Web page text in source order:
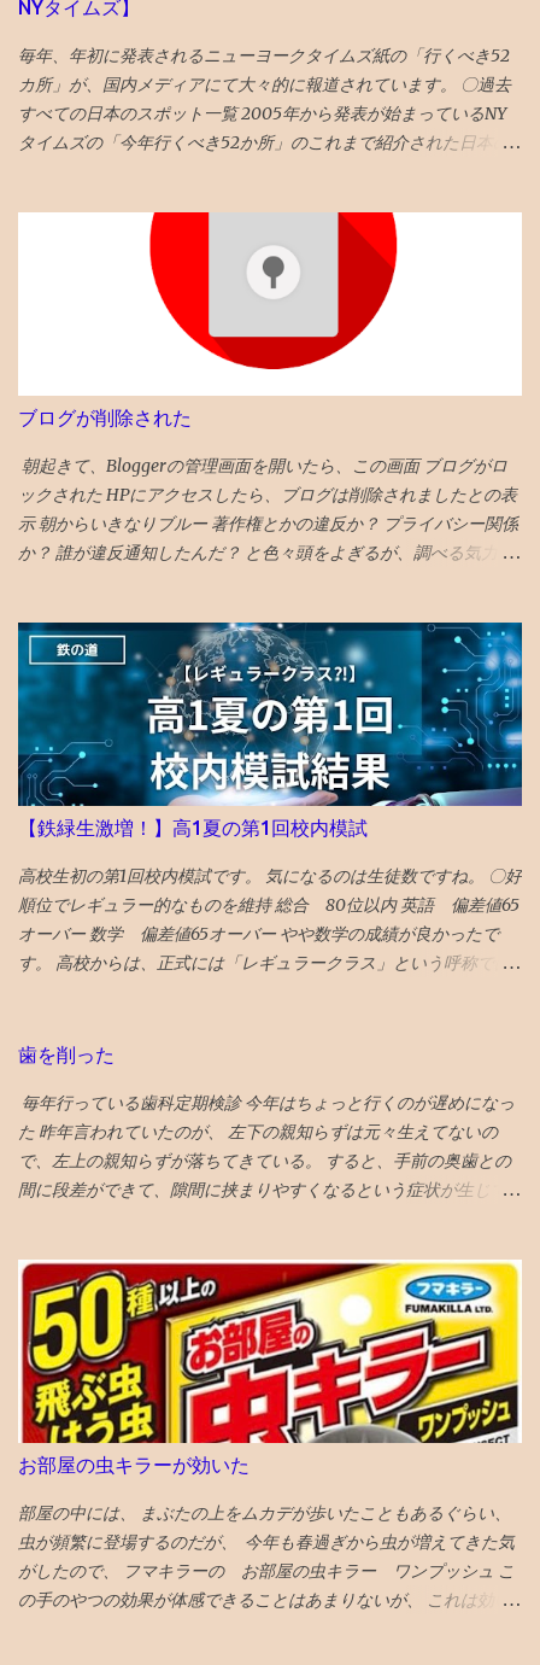
じかと 「 4年夏入塾偏差値42から1年間で成績どうなるか」 へ
NYタイムズ】
毎年、年初に発表されるニューヨークタイムズ紙の「行くべき52
カ所」が、国内メディアにて大々的に報道されています。 〇過去
すべての日本のスポット一覧 2005年から発表が始まっているNY
タイムズの「今年行くべき52か所」のこれまで紹介された日本の
崎 核の脅威が再度クローズアップされた時流を踏まえ、完全に破
壊された広島と異なり、市中心部が幸運にも残された長崎を’粘り
強く立ち直る都市’として選出。 駅前再開発 の完成、大徳寺の 大
クス 、 カステラ本家 福砂屋 、 コーヒー富士男 のミルクセーキ、
ジャズ喫茶マイルストーン、 グラバー園 、梅ヶ枝 焼餅 きく水
を紹介。 46位 沖縄 国際イベントや災害復興の観点を踏まえて
選出される「５２箇所」なので、 火災から復興した 首里城 の秋の
再オープンを紹介。 秋まで待てない人は、 琉球ランタンフェステ
ィバル や 伊江島ゆり祭り へ！とのこと 全文読めるギフトリンク
2026記事 〇2025年 30位 富山 出典：NYタイムズHP 2025年に
行くべき旅行先の 30番目に能登の玄関口 であり地震豪雨災害から
の復興として観光誘致を進めている 富山 がランクイン。 文化豊か
インバーのアルプ、おでん屋さんの飛騨、カレー屋のスズキー
マ、珈琲駅ブルートレイン、ジャズバーのハナミズキノヘヤを紹
介。 （下記ギフトリンクの記事中にグーグルマップへのリンクあ
り） NYタイムズ紙は選出にあたり、国際イベント開催や災害復興
の観点を踏まえているとのことです。 38位 大阪 食と商のまち
大阪の革新的プロジェクトとして、 グラングリーン 大阪（公園）
を紹介。 ウォルドール・アストリアホテル、フォーシーズンズホ
テル、万博の開催のほか、進歩主義的都市としてLGBTQ＋のコミ
ュニティセンターであるプライドセンターを紹介。 ギフトリンク
なので全文読めます→ 2025年に行くべき52カ所の英語記事全文 〇
2024年 3位 山口 また、NYタイムズHP画像に明示されている数
字（下に引用している山口の場合は...
ブログが削除された
朝起きて、Bloggerの管理画面を開いたら、この画面 ブログがロ
ックされた HPにアクセスしたら、ブログは削除されましたとの表
示 朝からいきなりブルー 著作権とかの違反か？ プライバシー関係
か？ 誰が違反通知したんだ？ と色々頭をよぎるが、調べる気力が
た写真に何か埋め込まれていたのか、htmlコードを貼り付けたの
で何か入っていたのか と一瞬思ったが、 そもそも記事作成画面に
一切アクセスできないので、修正もできないため、放置。 データ
全部とんだと思いブルーな気分。 最近は見た映画の備忘録と化し
ていたが、備忘録がなくなると困る。 ケチらずにワードプレスに
しておくべきだったかと若干後悔 昼飯食いながらネットで調べる
どうやら、Googleのボットが自動で巡回して判定していて、 大量
の誤判定ロック（削除）が５年に一回ぐらいおきるらしい 再審査
ボタンを押した １０時間後、２２時過ぎ、メールが届いて ブログ
復活させたとの通知 急ぎ管理画面にアクセスし、バックアップを
出力・保存した
【鉄緑生激増！】高1夏の第1回校内模試
高校生初の第1回校内模試です。 気になるのは生徒数ですね。 〇好
順位でレギュラー的なものを維持 総合 80位以内 英語 偏差値65
オーバー 数学 偏差値65オーバー やや数学の成績が良かったで
す。 高校からは、正式には「レギュラークラス」という呼称では
のも、好要因でしょう。 なにしろ、応用クラスの季節 講習は校内
校で塾生が激増！ 高校からの新規入塾で中3の校内模試時に比べて
受験者が 400人 増えました！ でも、みたことある名前ばかりで成
績優秀上位メンバーは固定してます。 高校入塾からの「いきなり
30傑」は厳しそうです。 継続が重要です。
歯を削った
毎年行っている歯科定期検診 今年はちょっと行くのが遅めになっ
た 昨年言われていたのが、 左下の親知らずは元々生えてないの
で、左上の親知らずが落ちてきている。 すると、手前の奥歯との
間に段差ができて、隙間に挟まりやすくなるという症状が生じて
見した 年をとってくると移植に使えなくなり、噛み合わせに役立
っていない親知らずの利用価値も低下してくるので、将来的には
さらに削るとか、抜歯に至るのもやむを得ないと考えれば、 段差
をなくすために、歯を削るのもそんなに侵襲性が高い措置でもな
くなってくる ので、１ミリぐらい親知らずを削ってもらい、手前
の奥歯との段差をなくした ２食ほど食べてみたが、挟まらなくな
った 成功♪ なお、段差無くす作戦がダメだったら、 次策は周囲を
削って被せ物をして隙間を無くすという処置、 それでもダメにな
ったら抜歯処置 という選択肢があるとのこと
お部屋の虫キラーが効いた
部屋の中には、 まぶたの上をムカデが歩いたこともあるぐらい、
虫が頻繁に登場するのだが、 今年も春過ぎから虫が増えてきた気
がしたので、 フマキラーの お部屋の虫キラー ワンプッシュ こ
の手のやつの効果が体感できることはあまりないが、 これは効い